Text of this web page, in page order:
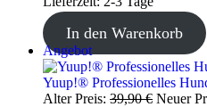
In den Warenkorb
AngebotProdukt
im
Angebot
Yuup!® Professionelles
Alter Preis: 39,90€ Neuer